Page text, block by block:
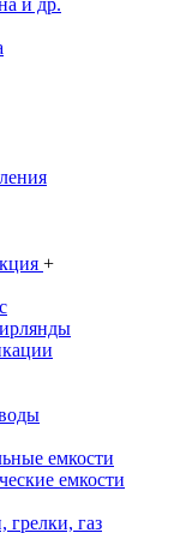
и др.
+
емкости
емкости
грелки, газ